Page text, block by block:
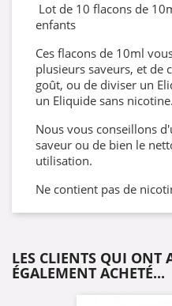
Lot de 10 flacons de
enfants
Ces flacons de 10ml
plusieurs saveurs, et de
goût, ou de diviser un
un Eliquide sans nicotine.
Nous vous conseillons
saveur ou de bien le
utilisation.
Ne contient pas de
LES CLIENTS QUI ONT
ÉGALEMENT ACHETÉ...